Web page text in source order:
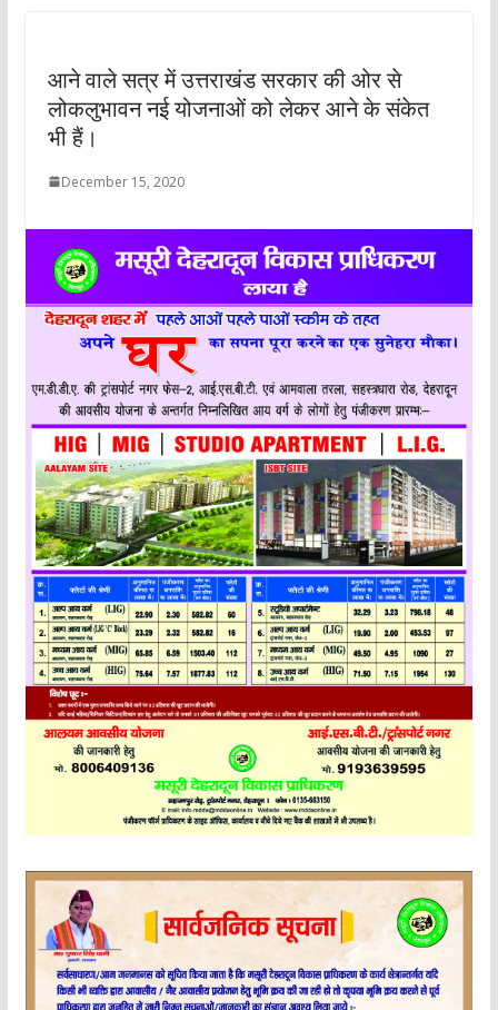
आने वाले सत्र में उत्तराखंड सरकार की ओर से
लोकलुभावन नई योजनाओं को लेकर आने के संकेत
भी हैं।
December 15, 2020